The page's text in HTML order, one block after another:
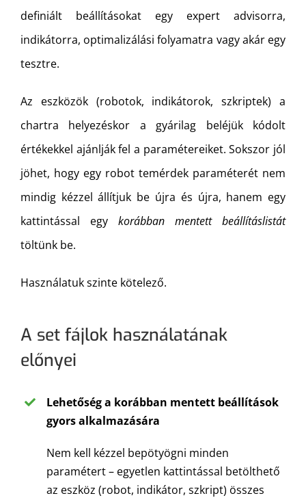
definiált beállításokat egy expert advisorra,
indikátorra, optimalizálási folyamatra vagy akár egy
tesztre.
Az eszközök (robotok, indikátorok, szkriptek) a
chartra helyezéskor a gyárilag beléjük kódolt
értékekkel ajánlják fel a paramétereiket. Sokszor jól
jöhet, hogy egy robot temérdek paraméterét nem
mindig kézzel állítjuk be újra és újra, hanem egy
kattintással egy korábban mentett beállításlistát
töltünk be.
Használatuk szinte kötelező.
A set fájlok használatának
előnyei
Lehetőség a korábban mentett beállítások
gyors alkalmazására
Nem kell kézzel bepötyögni minden
paramétert – egyetlen kattintással betölthető
az eszköz (robot, indikátor, szkript) összes